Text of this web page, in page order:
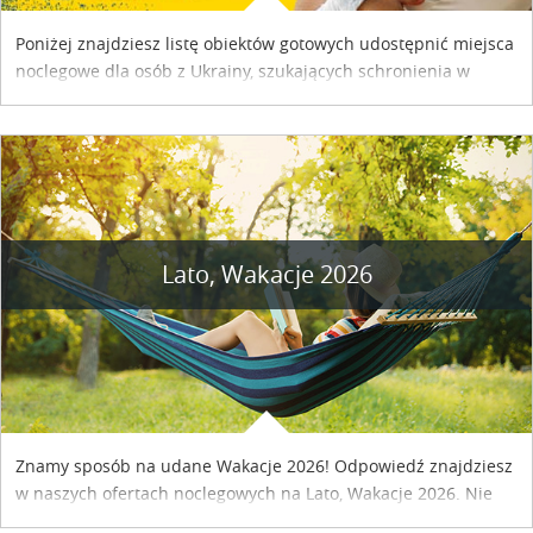
Poniżej znajdziesz listę obiektów gotowych udostępnić miejsca
noclegowe dla osób z Ukrainy, szukających schronienia w
Lato, Wakacje 2026
Znamy sposób na udane Wakacje 2026! Odpowiedź znajdziesz
w naszych ofertach noclegowych na Lato, Wakacje 2026. Nie